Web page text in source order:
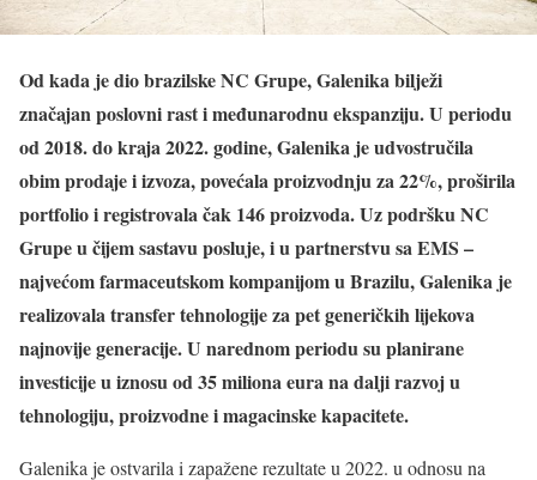
Od kada je dio brazilske NC Grupe, Galenika bilježi
značajan poslovni rast i međunarodnu ekspanziju.U periodu
od 2018. do kraja 2022. godine, Galenika je udvostručila
obim prodaje i izvoza, povećala proizvodnju za 22%, proširila
portfolio i registrovala čak 146 proizvoda. Uz podršku NC
Grupe u čijem sastavu posluje, i u partnerstvu sa EMS –
najvećom farmaceutskom kompanijom u Brazilu, Galenika je
realizovala transfer tehnologije za pet generičkih lijekova
najnovije generacije. U narednom periodu su planirane
investicije u iznosu od 35 miliona eura na dalji razvoju
tehnologiju, proizvodne i magacinske kapacitete.
Galenika je ostvarila i zapažene rezultate u 2022. u odnosu na